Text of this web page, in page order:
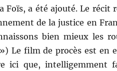
a été ajouté. Le récit
de la justice en
bien mieux les
Le film de procès est en
ici que,